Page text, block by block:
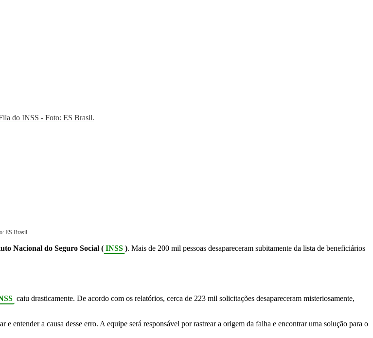
do INSS - Foto: ES Brasil.
ES Brasil.
Nacional do Seguro Social ( INSS ). Mais de 200 mil pessoas desapareceram subitamente da lista de beneficiários
caiu drasticamente. De acordo com os relatórios, cerca de 223 mil solicitações desapareceram misteriosamente,
entender a causa desse erro. A equipe será responsável por rastrear a origem da falha e encontrar uma solução para o